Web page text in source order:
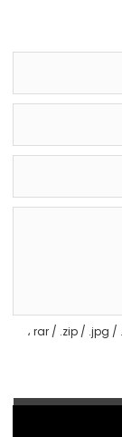
يدعم فقط .rar / .zip / .jpg / .png / .gif / .doc / .xls / .pdf ،